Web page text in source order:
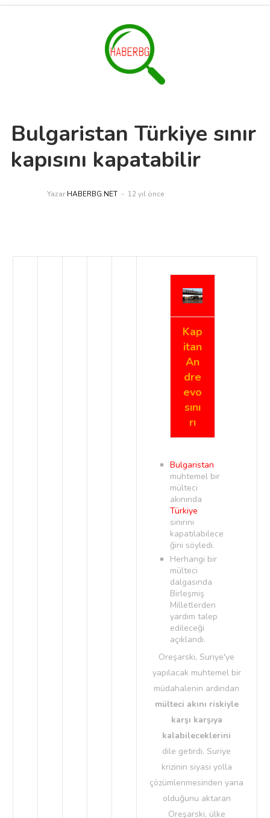
Bulgaristan Türkiye sınır
kapısını kapatabilir
Yazar HABERBG.NET 12 yıl önce
Kap
itan
An
dre
evo
sını
rı
Bulgaristan
muhtemel bir
mülteci
akınında
Türkiye
sınırını
kapatılabilece
ğini söyledi.
Herhangi bir
mülteci
dalgasında
Birleşmiş
Milletlerden
yardım talep
edileceği
açıklandı.
Oreşarski, Suriye'ye
yapılacak muhtemel bir
müdahalenin ardından
mülteci akını riskiyle
karşı karşıya
kalabileceklerini
dile getirdi. Suriye
krizinin siyasi yolla
çözümlenmesinden yana
olduğunu aktaran
Oreşarski, ülke